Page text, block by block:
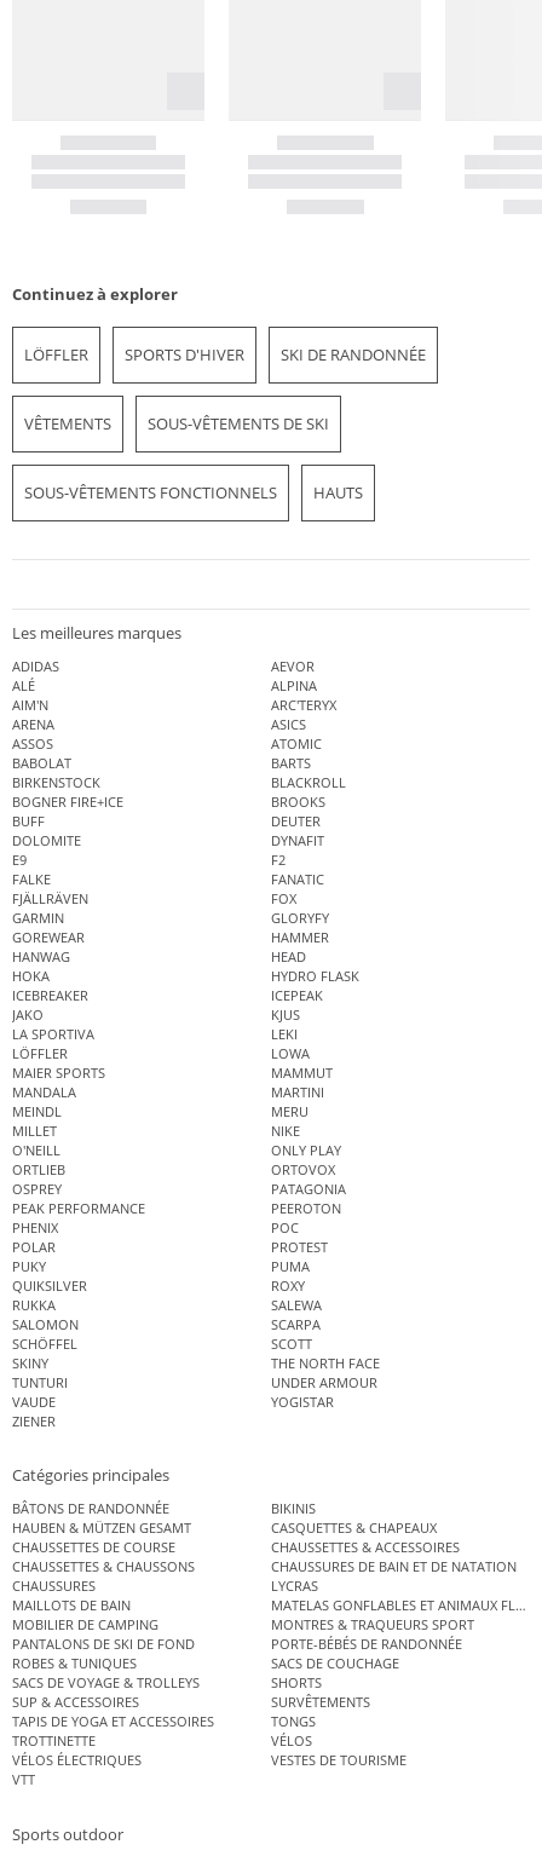
Continuez à explorer
LÖFFLER SPORTS D'HIVER SKI DE RANDONNÉE
VÊTEMENTS SOUS-VÊTEMENTS DE SKI
SOUS-VÊTEMENTS FONCTIONNELS HAUTS
Les meilleures marques
ADIDAS
AEVOR
ALÉ
ALPINA
AIM'N
ARC'TERYX
ARENA
ASICS
ASSOS
ATOMIC
BABOLAT
BARTS
BIRKENSTOCK
BLACKROLL
BOGNER FIRE+ICE
BROOKS
BUFF
DEUTER
DOLOMITE
DYNAFIT
E9
F2
FALKE
FANATIC
FJÄLLRÄVEN
FOX
GARMIN
GLORYFY
GOREWEAR
HAMMER
HANWAG
HEAD
HOKA
HYDRO FLASK
ICEBREAKER
ICEPEAK
JAKO
KJUS
LA SPORTIVA
LEKI
LÖFFLER
LOWA
MAIER SPORTS
MAMMUT
MANDALA
MARTINI
MEINDL
MERU
MILLET
NIKE
O'NEILL
ONLY PLAY
ORTLIEB
ORTOVOX
OSPREY
PATAGONIA
PEAK PERFORMANCE
PEEROTON
PHENIX
POC
POLAR
PROTEST
PUKY
PUMA
QUIKSILVER
ROXY
RUKKA
SALEWA
SALOMON
SCARPA
SCHÖFFEL
SCOTT
SKINY
THE NORTH FACE
TUNTURI
UNDER ARMOUR
VAUDE
YOGISTAR
ZIENER
Catégories principales
BÂTONS DE RANDONNÉE
BIKINIS
HAUBEN & MÜTZEN GESAMT
CASQUETTES & CHAPEAUX
CHAUSSETTES DE COURSE
CHAUSSETTES & ACCESSOIRES
CHAUSSETTES & CHAUSSONS
CHAUSSURES DE BAIN ET DE NATATION
CHAUSSURES
LYCRAS
MAILLOTS DE BAIN
MATELAS GONFLABLES ET ANIMAUX
MOBILIER DE CAMPING
MONTRES & TRAQUEURS SPORT
PANTALONS DE SKI DE FOND
PORTE-BÉBÉS DE RANDONNÉE
ROBES & TUNIQUES
SACS DE COUCHAGE
SACS DE VOYAGE & TROLLEYS
SHORTS
SUP & ACCESSOIRES
SURVÊTEMENTS
TAPIS DE YOGA ET ACCESSOIRES
TONGS
TROTTINETTE
VÉLOS
VÉLOS ÉLECTRIQUES
VESTES DE TOURISME
VTT
Sports outdoor